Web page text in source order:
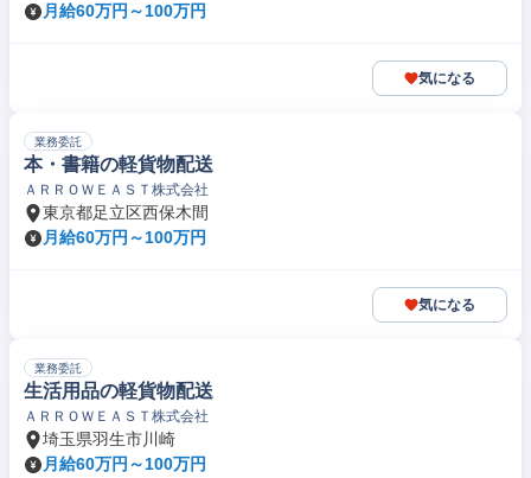
月給60万円～100万円
気になる
業務委託
本・書籍の軽貨物配送
ＡＲＲＯＷＥＡＳＴ株式会社
東京都足立区西保木間
月給60万円～100万円
気になる
業務委託
生活用品の軽貨物配送
ＡＲＲＯＷＥＡＳＴ株式会社
埼玉県羽生市川崎
月給60万円～100万円